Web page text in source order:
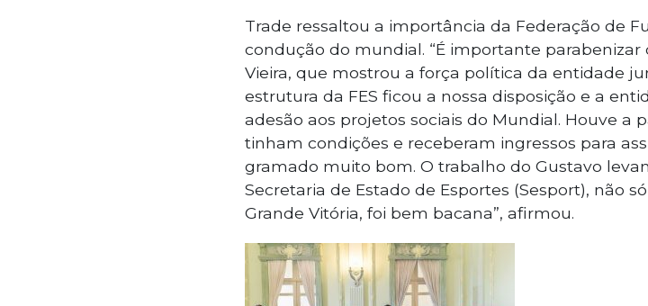
Trade ressaltou a importância da Federação de
condução do mundial. “É importante parabenizar
Vieira, que mostrou a força política da entidade
estrutura da FES ficou a nossa disposição e a
adesão aos projetos sociais do Mundial. Houve a
tinham condições e receberam ingressos para
gramado muito bom. O trabalho do Gustavo
Secretaria de Estado de Esportes (Sesport), não
Grande Vitória, foi bem bacana”, afirmou.